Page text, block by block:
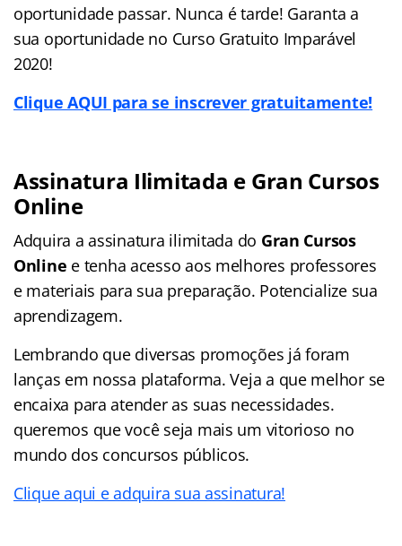
oportunidade passar. Nunca é tarde! Garanta a
sua oportunidade no Curso Gratuito Imparável
2020!
Clique AQUI para se inscrever gratuitamente!
Assinatura Ilimitada e Gran Cursos
Online
Adquira a assinatura ilimitada do Gran Cursos
Online e tenha acesso aos melhores professores
e materiais para sua preparação. Potencialize sua
aprendizagem.
Lembrando que diversas promoções já foram
lanças em nossa plataforma. Veja a que melhor se
encaixa para atender as suas necessidades.
queremos que você seja mais um vitorioso no
mundo dos concursos públicos.
Clique aqui e adquira sua assinatura!